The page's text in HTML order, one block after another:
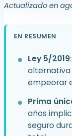
Actualizado en
EN RESUMEN
Ley 5/2019
alternativa
empeorar
Prima
años
seguro